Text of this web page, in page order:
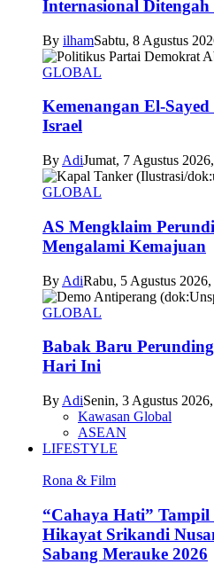
Internasional
By ilhamSabtu, 8 Agustus
GLOBAL
Kemenangan El-
Israel
By AdiJumat, 7 Agustus
GLOBAL
AS Mengklaim
Mengalami Kemajuan
By AdiRabu, 5 Agustus
GLOBAL
Babak Baru
Hari Ini
By AdiSenin, 3 Agustus
Kawasan Global
ASEAN
LIFESTYLE
Rona & Film
“Cahaya Hati”
Hikayat Srikandi
Sabang Merauke 2026